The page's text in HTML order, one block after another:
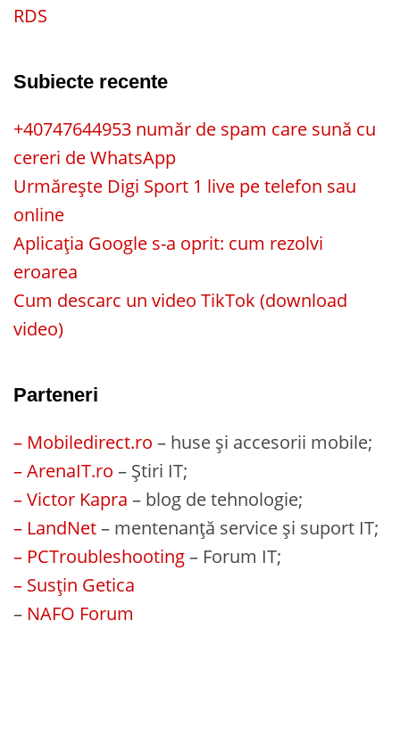
RDS
Subiecte recente
+40747644953 număr de spam care sună cu
cereri de WhatsApp
Urmărește Digi Sport 1 live pe telefon sau
online
Aplicația Google s-a oprit: cum rezolvi
eroarea
Cum descarc un video TikTok (download
video)
Parteneri
– Mobiledirect.ro – huse și accesorii mobile;
– ArenaIT.ro – Știri IT;
– Victor Kapra – blog de tehnologie;
– LandNet– mentenanță service și suport IT;
– PCTroubleshooting– Forum IT;
– Susțin Getica
– NAFO Forum